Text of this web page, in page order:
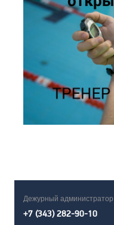
Дежурный администратор
+7 (343) 282-90-10